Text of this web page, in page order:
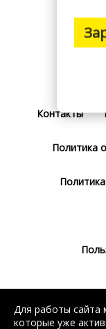
Контакты
Политика
Для работы сайта
которые уже